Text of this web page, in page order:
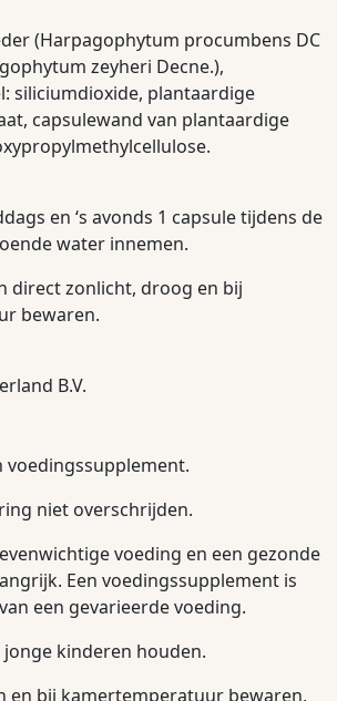
(Harpagophytum procumbens DC
zeyheri Decne.),
siliciumdioxide, plantaardige
capsulewand van plantaardige
en ‘s avonds 1 capsule tijdens de
water innemen.
direct zonlicht, droog en bij
bewaren.
B.V.
voedingssupplement.
niet overschrijden.
voeding en een gezonde
Een voedingssupplement is
een gevarieerde voeding.
kinderen houden.
en bij kamertemperatuur bewaren,